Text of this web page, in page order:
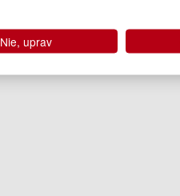
Turistickí sprievodcovia
Nie, uprav